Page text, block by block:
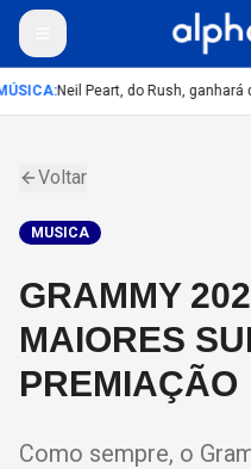
:Neil Peart, do Rush, ganhará
Voltar
MUSICA
GRAMMY
MAIORES
PREMIAÇÃO
Como sempre, o